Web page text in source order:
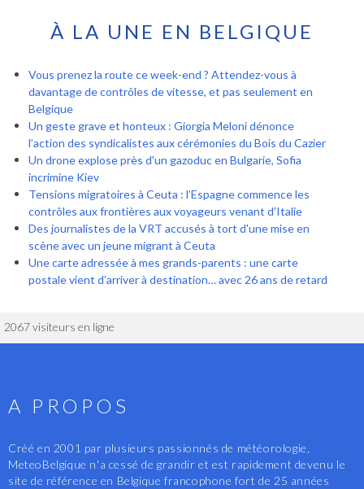
À LA UNE EN BELGIQUE
Vous prenez la route ce week-end ? Attendez-vous à
davantage de contrôles de vitesse, et pas seulement en
Belgique
Un geste grave et honteux : Giorgia Meloni dénonce
l’action des syndicalistes aux cérémonies du Bois du Cazier
Un drone explose près d'un gazoduc en Bulgarie, Sofia
incrimine Kiev
Tensions migratoires à Ceuta : l’Espagne commence les
contrôles aux frontières aux voyageurs venant d’Italie
Des journalistes de la VRT accusés à tort d'une mise en
scène avec un jeune migrant à Ceuta
Une carte adressée à mes grands-parents : une carte
postale vient d’arriver à destination… avec 26 ans de retard
2067 visiteurs en ligne
A PROPOS
Créé en 2001 par plusieurs passionnés de météorologie,
MeteoBelgique n'a cessé de grandir et est rapidement devenu le
site de référence en Belgique francophone fort de 25 années